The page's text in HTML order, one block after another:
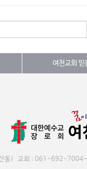
여천교회 믿
산동) 교회 : 061-692-